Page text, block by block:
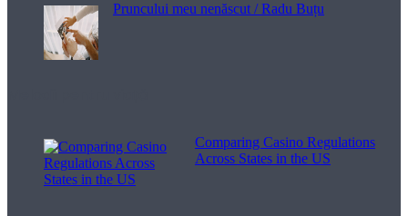
Pruncului meu nenăscut / Radu Buțu
Comparing Casino Regulations
Across States in the US